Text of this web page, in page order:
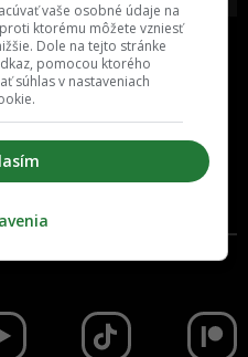
Cenník
vaše osobné údaje na
ktorému môžete vzniesť
Dole na tejto stránke
pomocou ktorého
súhlas v nastaveniach